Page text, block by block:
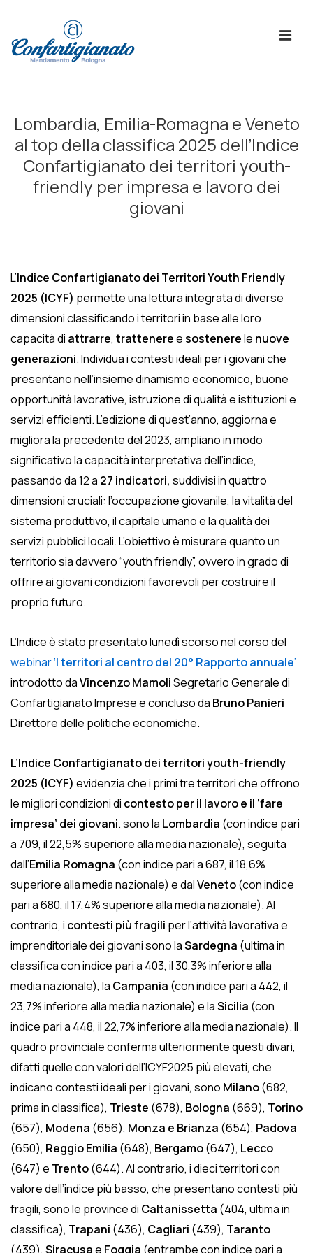
Principale
Lombardia, Emilia-Romagna e Veneto
al top della classifica 2025 dell’Indice
Confartigianato dei territori youth-
friendly per impresa e lavoro dei
giovani
L’Indice Confartigianato dei Territori Youth Friendly
2025 (ICYF) permette una lettura integrata di diverse
dimensioni classificando i territori in base alle loro
capacità di attrarre, trattenereesostenerele nuove
generazioni. Individua i contesti ideali per i giovani che
presentano nell’insieme dinamismo economico, buone
opportunità lavorative, istruzione di qualità e istituzioni e
servizi efficienti. L’edizione di quest’anno, aggiorna e
migliora la precedente del 2023, ampliano in modo
significativo la capacità interpretativa dell’indice,
passando da 12 a 27 indicatori, suddivisi in quattro
dimensioni cruciali: l’occupazione giovanile, la vitalità del
sistema produttivo, il capitale umano e la qualità dei
servizi pubblici locali. L’obiettivo è misurare quanto un
territorio sia davvero “youth friendly”, ovvero in grado di
offrire ai giovani condizioni favorevoli per costruire il
proprio futuro.
L’Indice è stato presentato lunedì scorso nel corso del
webinar ‘I territori al centro del 20° Rapporto annuale’
introdotto daVincenzoMamoliSegretario Generale di
Confartigianato Imprese e concluso da BrunoPanieri
Direttore delle politiche economiche.
L’Indice Confartigianato dei territori youth-friendly
2025 (ICYF) evidenzia che i primi tre territori che offrono
le migliori condizioni di contesto per il lavoro e il ‘fare
impresa’ dei giovani. sono la Lombardia (con indice pari
a 709, il 22,5% superiore alla media nazionale), seguita
dall’Emilia Romagna (con indice pari a 687, il 18,6%
superiore alla media nazionale) e dalVeneto(con indice
pari a 680, il 17,4% superiore alla media nazionale). Al
contrario, i contesti più fragili per l’attività lavorativa e
imprenditoriale dei giovani sono laSardegna (ultima in
classifica con indice pari a 403, il 30,3% inferiore alla
media nazionale), la Campania (con indice pari a 442, il
23,7% inferiore alla media nazionale) e laSicilia (con
indice pari a 448, il 22,7% inferiore alla media nazionale). Il
quadro provinciale conferma ulteriormente questi divari,
difatti quelle con valori dell’ICYF2025 più elevati, che
indicano contesti ideali per i giovani, sono Milano(682,
prima in classifica), Trieste (678), Bologna (669), Torino
(657), Modena (656), Monza e Brianza (654), Padova
(650), Reggio Emilia (648), Bergamo(647), Lecco
(647) e Trento(644). Al contrario, i dieci territori con
valore dell’indice più basso, che presentano contesti più
fragili, sono le province di Caltanissetta (404, ultima in
classifica), Trapani (436), Cagliari (439), Taranto
(439), Siracusae Foggia (entrambe con indice pari a